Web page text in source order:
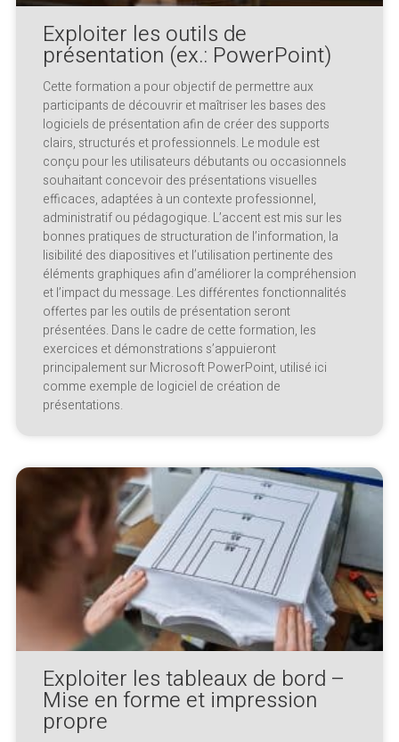
Exploiter les outils de
présentation (ex.: PowerPoint)
Cette formation a pour objectif de permettre aux
participants de découvrir et maîtriser les bases des
logiciels de présentation afin de créer des supports
clairs, structurés et professionnels. Le module est
conçu pour les utilisateurs débutants ou occasionnels
souhaitant concevoir des présentations visuelles
efficaces, adaptées à un contexte professionnel,
administratif ou pédagogique. L’accent est mis sur les
bonnes pratiques de structuration de l’information, la
lisibilité des diapositives et l’utilisation pertinente des
éléments graphiques afin d’améliorer la compréhension
et l’impact du message. Les différentes fonctionnalités
offertes par les outils de présentation seront
présentées. Dans le cadre de cette formation, les
exercices et démonstrations s’appuieront
principalement sur Microsoft PowerPoint, utilisé ici
comme exemple de logiciel de création de
présentations.
Exploiter les tableaux de bord –
Mise en forme et impression
propre